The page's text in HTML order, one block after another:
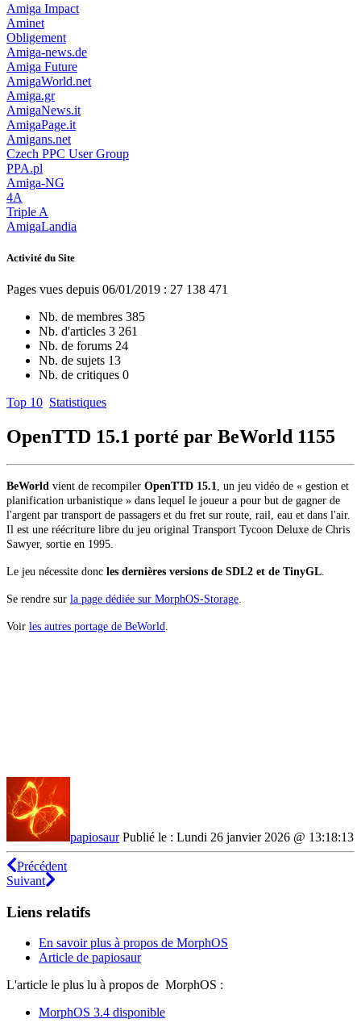
Amiga Impact
Aminet
Obligement
Amiga-news.de
Amiga Future
AmigaWorld.net
Amiga.gr
AmigaNews.it
AmigaPage.it
Amigans.net
Czech PPC User Group
PPA.pl
Amiga-NG
4A
Triple A
AmigaLandia
Activité du Site
Pages vues depuis 06/01/2019 : 27 138 471
Nb. de membres 385
Nb. d'articles 3 261
Nb. de forums 24
Nb. de sujets 13
Nb. de critiques 0
Top 10 Statistiques
OpenTTD 15.1 porté par BeWorld 1155
BeWorld vient de recompiler OpenTTD 15.1
un jeu vidéo de « gestion et
planification urbanistique » dans lequel le joueur a pour but de gagner de
l'argent par transport de passagers et du fret sur route, rail, eau et dans l'air.
Il est une réécriture libre du jeu original Transport Tycoon Deluxe de Chris
Sawyer, sortie en 1995.
Le jeu nécessite donc les dernières versions de SDL2 et de TinyGL
Se rendre sur la page dédiée sur MorphOS-Storage
Voir les autres portage de BeWorld
papiosaurPublié le : Lundi 26 janvier 2026 @ 13:18:13
Précédent
Suivant
Liens relatifs
En savoir plus à propos de MorphOS
Article de papiosaur
L'article le plus lu à propos de MorphOS :
MorphOS 3.4 disponible